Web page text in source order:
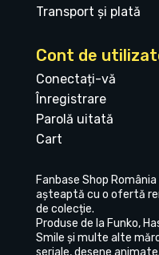
Transport și plată
Cont de
Conectați-vă
Înregistrare
Parolă uitată
Cart
Fanbase Shop
așteaptă cu o ofertă
de colecție.
Produse de la Funko,
Smile și multe alte
seriale, desene animate.